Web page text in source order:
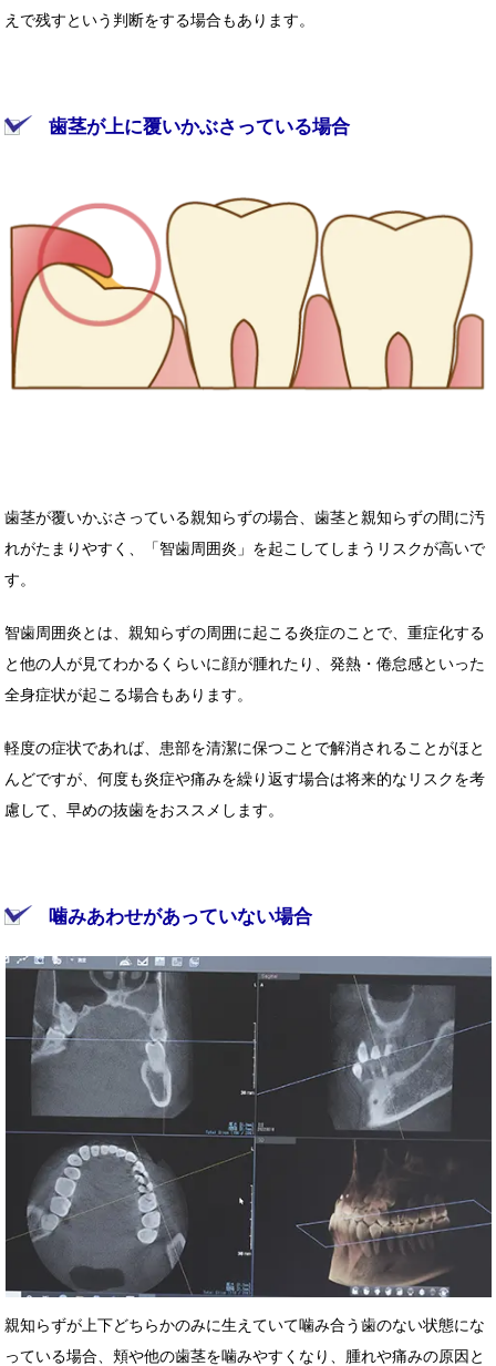
えで残すという判断をする場合もあります。
歯茎が上に覆いかぶさっている場合
歯茎が覆いかぶさっている親知らずの場合、歯茎と親知らずの間に汚
れがたまりやすく、「智歯周囲炎」を起こしてしまうリスクが高いで
す。
智歯周囲炎とは、親知らずの周囲に起こる炎症のことで、重症化する
と他の人が見てわかるくらいに顔が腫れたり、発熱・倦怠感といった
全身症状が起こる場合もあります。
軽度の症状であれば、患部を清潔に保つことで解消されることがほと
んどですが、何度も炎症や痛みを繰り返す場合は将来的なリスクを考
慮して、早めの抜歯をおススメします。
噛みあわせがあっていない場合
親知らずが上下どちらかのみに生えていて噛み合う歯のない状態にな
っている場合、頬や他の歯茎を噛みやすくなり、腫れや痛みの原因と